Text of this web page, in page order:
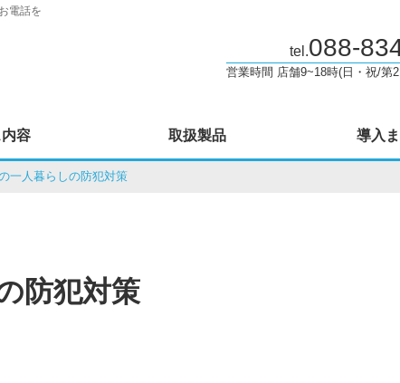
電話を
tel.088-
営業時間 店舗9~18時(日・祝/
容 取扱製品 導入
一人暮らしの防犯対策
防犯対策